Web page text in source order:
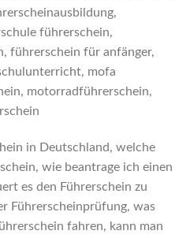
führerschein,
führerschein für anfänger,
mofa
motorradführerschein,
in Deutschland, welche
wie beantrage ich einen
es den Führerschein zu
Führerscheinprüfung, was
fahren, kann man